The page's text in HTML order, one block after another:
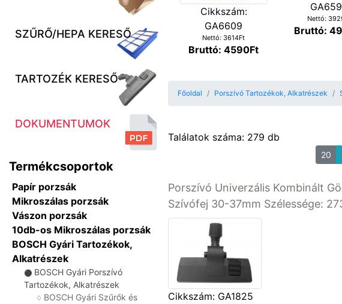
SZŰRŐ/HEPA KERESŐ
TARTOZÉK KERESŐ
DOKUMENTUMOK
Termékcsoportok
Papír porzsák
Mikroszálas porzsák
Vászon porzsák
10db-os Mikroszálas porzsák
BOSCH Gyári Tartozékok,
Alkatrészek
⚫ BOSCH Gyári Porszívó
Tartozékok, Alkatrészek
♢ BOSCH Gyári Szűrők és
Cikkszám:
GA6609
Nettó: 3614Ft
Bruttó: 4590Ft
Nettó:
Bruttó:
Főoldal Porszívó Tartozékok, Alkatrészek
Találatok száma: 279 db
20
Porszívó Univerzális Kombinált
Szívófej 30-37mm Szélessége:
Cikkszám: GA1825